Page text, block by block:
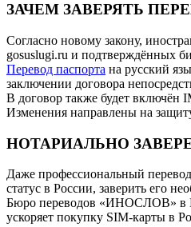
ЗАЧЕМ ЗАВЕРЯТЬ
Согласно новому закону,
gosuslugi.ru и подтверждённых
Перевод паспорта на русский
заключении договора
В договор также будет включён
Изменения направлены на
НОТАРИАЛЬНО
Даже профессиональный
статус в России, заверить его
Бюро переводов «ИНОСЛОВ» в
ускоряет покупку SIM-карты в